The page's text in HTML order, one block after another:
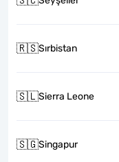
🇷🇸Sırbistan
🇸🇱Sierra Leone
🇸🇬Singapur